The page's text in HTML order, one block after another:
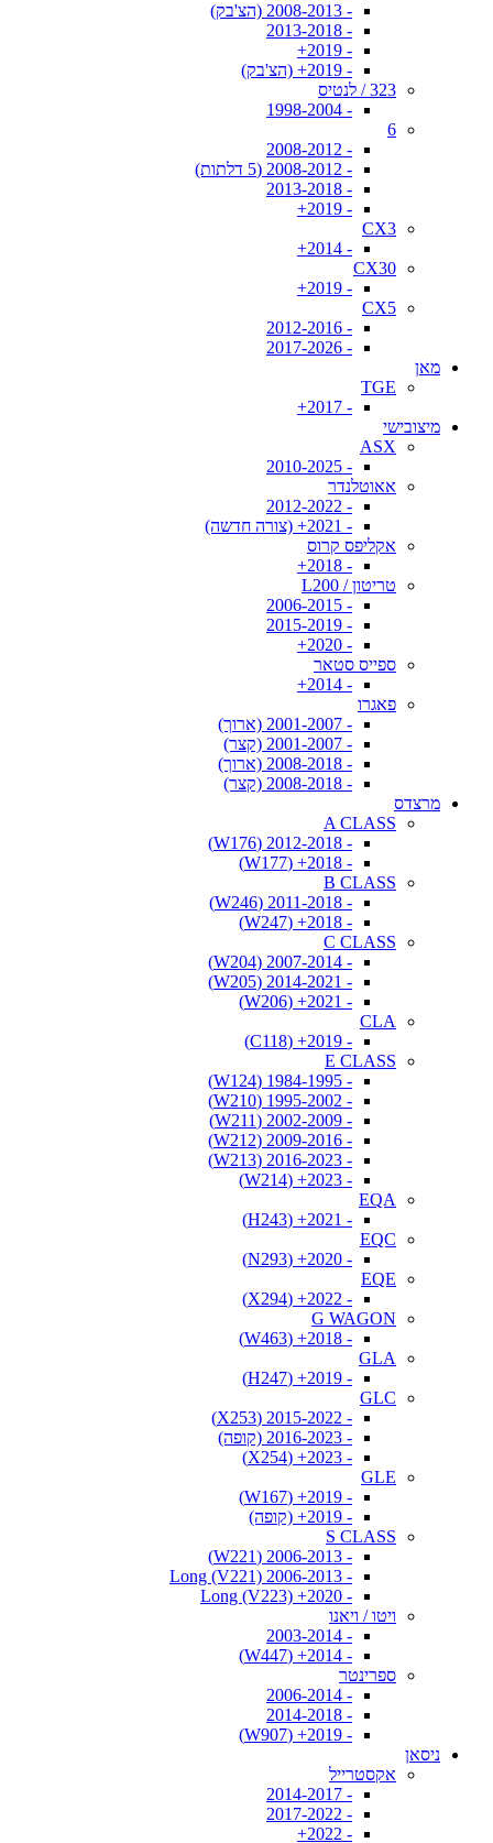
- 2008-2013 (הצ'בק)
- 2013-2018
- 2019+
- 2019+ (הצ'בק)
323 / לנטיס
- 1998-2004
6
- 2008-2012
- 2008-2012 (5 דלתות)
- 2013-2018
- 2019+
CX3
- 2014+
CX30
- 2019+
CX5
- 2012-2016
- 2017-2026
מאן
TGE
- 2017+
מיצובישי
ASX
- 2010-2025
אאוטלנדר
- 2012-2022
- 2021+ (צורה חדשה)
אקליפס קרוס
- 2018+
טריטון / L200
- 2006-2015
- 2015-2019
- 2020+
ספייס סטאר
- 2014+
פאגרו
- 2001-2007 (ארוך)
- 2001-2007 (קצר)
- 2008-2018 (ארוך)
- 2008-2018 (קצר)
מרצדס
A CLASS
- 2012-2018 (W176)
- 2018+ (W177)
B CLASS
- 2011-2018 (W246)
- 2018+ (W247)
C CLASS
- 2007-2014 (W204)
- 2014-2021 (W205)
- 2021+ (W206)
CLA
- 2019+ (C118)
E CLASS
- 1984-1995 (W124)
- 1995-2002 (W210)
- 2002-2009 (W211)
- 2009-2016 (W212)
- 2016-2023 (W213)
- 2023+ (W214)
EQA
- 2021+ (H243)
EQC
- 2020+ (N293)
EQE
- 2022+ (X294)
G WAGON
- 2018+ (W463)
GLA
- 2019+ (H247)
GLC
- 2015-2022 (X253)
- 2016-2023 (קופה)
- 2023+ (X254)
GLE
- 2019+ (W167)
- 2019+ (קופה)
S CLASS
- 2006-2013 (W221)
- 2006-2013 Long (V221)
- 2020+ Long (V223)
ויטו / ויאנו
- 2003-2014
- 2014+ (W447)
ספרינטר
- 2006-2014
- 2014-2018
- 2019+ (W907)
ניסאן
אקסטרייל
- 2014-2017
- 2017-2022
- 2022+